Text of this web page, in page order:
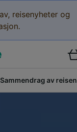
reisenyheter og
Sammendrag av reisen